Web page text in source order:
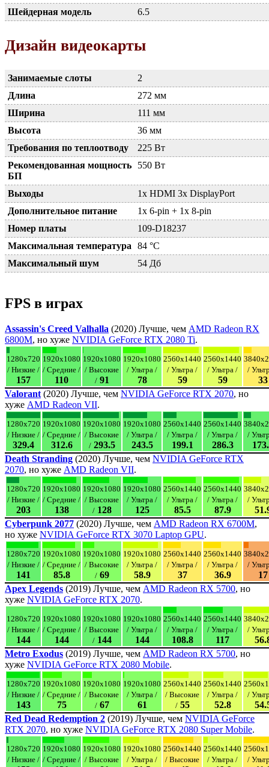
Шейдерная модель
6.5
Дизайн видеокарты
Занимаемые слоты
2
Длина
272 мм
Ширина
111 мм
Высота
36 мм
Требования по теплоотводу
225 Вт
Рекомендованная мощность
БП
550 Вт
Выходы
1x HDMI 3x DisplayPort
Дополнительное питание
1x 6-pin + 1x 8-pin
Номер платы
109-D18237
Максимальная температура
84 °C
Максимальный шум
54 Дб
FPS в играх
Assassin's Creed Valhalla (2020) Лучше, чем AMD Radeon RX
6800M, но хуже NVIDIA GeForce RTX 2080 Ti.
1280x720
/ Низкие /
157
1920x1080
/ Средние /
110
1920x1080
/ Высокие
/ 91
1920x1080
/ Ультра /
78
2560x1440
/ Ультра /
59
2560x1440
/ Ультра /
59
/
33
Valorant (2020) Лучше, чем NVIDIA GeForce RTX 2070, но
хуже AMD Radeon VII.
1280x720
/ Низкие /
329.4
1920x1080
/ Средние /
312.6
1920x1080
/ Высокие
/ 293.5
1920x1080
/ Ультра /
243.5
2560x1440
/ Ультра /
199.1
2560x1440
/ Ультра /
286.3
/
Death Stranding (2020) Лучше, чем NVIDIA GeForce RTX
2070, но хуже AMD Radeon VII.
1280x720
/ Низкие /
203
1920x1080
/ Средние /
138
1920x1080
/ Высокие
/ 128
1920x1080
/ Ультра /
125
2560x1440
/ Ультра /
85.5
2560x1440
/ Ультра /
87.9
/
Cyberpunk 2077 (2020) Лучше, чем AMD Radeon RX 6700M,
но хуже NVIDIA GeForce RTX 3070 Laptop GPU.
1280x720
/ Низкие /
141
1920x1080
/ Средние /
85.8
1920x1080
/ Высокие
/ 69
1920x1080
/ Ультра /
58.9
2560x1440
/ Ультра /
37
2560x1440
/ Ультра /
36.9
/
17
Apex Legends (2019) Лучше, чем AMD Radeon RX 5700, но
хуже NVIDIA GeForce RTX 2070.
1280x720
/ Низкие /
144
1920x1080
/ Средние /
144
1920x1080
/ Высокие
/ 144
1920x1080
/ Ультра /
144
2560x1440
/ Ультра /
108.8
2560x1440
/ Ультра /
117
/
Metro Exodus (2019) Лучше, чем AMD Radeon RX 5700, но
хуже NVIDIA GeForce RTX 2080 Mobile.
1280x720
/ Низкие /
143
1920x1080
/ Средние /
75
1920x1080
/ Высокие
/ 67
1920x1080
/ Ультра /
61
2560x1440
/ Высокие
/ 55
2560x1440
/ Ультра /
52.8
/
Red Dead Redemption 2 (2019) Лучше, чем NVIDIA GeForce
RTX 2070, но хуже NVIDIA GeForce RTX 2080 Super Mobile.
1280x720
/ Низкие /
1920x1080
/ Средние /
1920x1080
/ Высокие
1920x1080
/ Ультра /
2560x1440
/ Высокие
2560x1440
/ Ультра /
/